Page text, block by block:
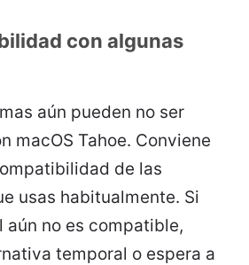
con algunas
aún pueden no ser
macOS Tahoe. Conviene
de las
usas habitualmente. Si
aún no es compatible,
temporal o espera a